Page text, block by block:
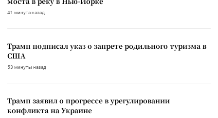
41 минута назад
Трамп подписал указ о запрете родильного туризма в
США
53 минуты назад
Трамп заявил о прогрессе в урегулировании
конфликта на Украине